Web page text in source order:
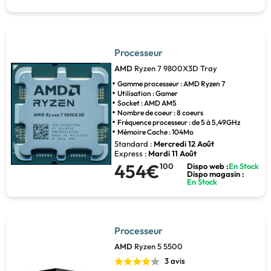
Processeur
AMD Ryzen 7 9800X3D Tray
Gamme processeur : AMD Ryzen 7
Utilisation : Gamer
Socket : AMD AM5
Nombre de coeur : 8 coeurs
Fréquence processeur : de 5 à 5,49GHz
Mémoire Cache : 104Mo
Standard : Mercredi 12 Août
Express : Mardi 11 Août
454€100 Dispo web :En Stock
Dispo magasin :
En Stock
Processeur
AMD Ryzen 5 5500
3 avis